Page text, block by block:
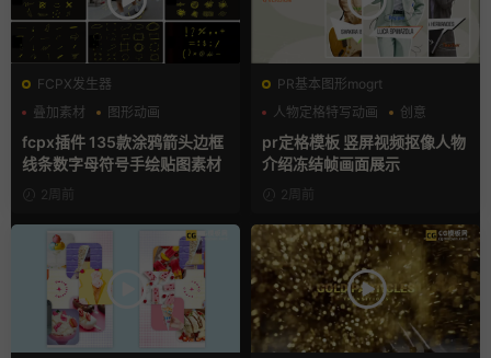
FCPX发生器
叠加素材
图形动画
手绘风
fcpx插件 135款涂鸦箭头边框
线条数字母符号手绘贴图素材
2周前
PR基本图形mogrt
人物定格特写动画
创意
动态海报
pr定格模板 竖屏视频抠像人物
介绍冻结帧画面展示
2周前